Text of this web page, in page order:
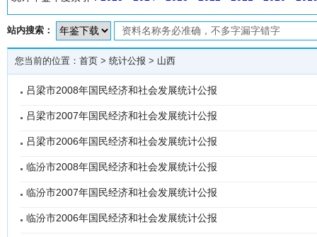
站内搜索：
您当前的位置： 首页 > 统计公报 > 山西
吕梁市2008年国民经济和社会发展统计公报
吕梁市2007年国民经济和社会发展统计公报
吕梁市2006年国民经济和社会发展统计公报
临汾市2008年国民经济和社会发展统计公报
临汾市2007年国民经济和社会发展统计公报
临汾市2006年国民经济和社会发展统计公报